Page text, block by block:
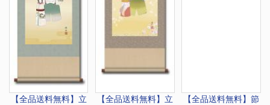
【全品送料無料】 立
【全品送料無料】 立
【全品送料無料】節